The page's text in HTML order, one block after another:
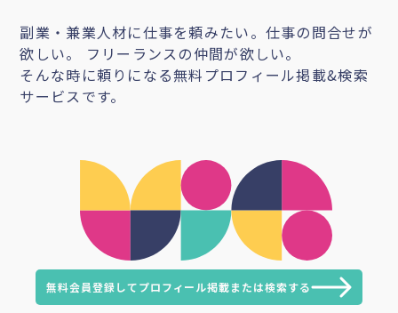
副業・兼業人材に仕事を頼みたい。仕事の問合せが
欲しい。 フリーランスの仲間が欲しい。
そんな時に頼りになる無料プロフィール掲載&検索
サービスです。
無料会員登録してプロフィール掲載または検索する